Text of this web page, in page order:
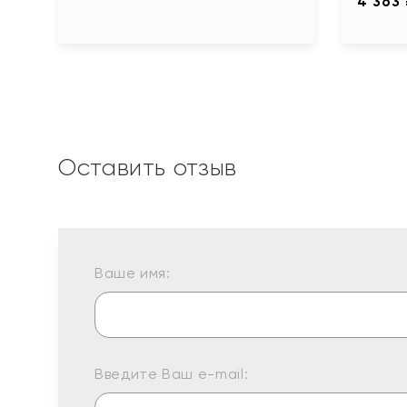
Оставить отзыв
Ваше имя:
Введите Ваш e-mail: